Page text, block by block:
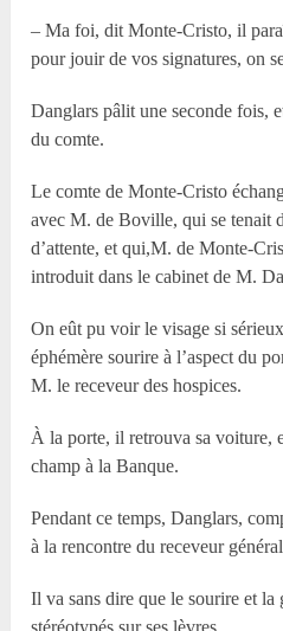
– Ma foi, dit Monte-Cristo, il
pour jouir de vos signatures, on
Danglars pâlit une seconde fois,
du comte.
Le comte de Monte-Cristo
avec M. de Boville, qui se tenait
d’attente, et qui,M. de Monte-
introduit dans le cabinet de M.
On eût pu voir le visage si
éphémère sourire à l’aspect du
M. le receveur des hospices.
À la porte, il retrouva sa voiture,
champ à la Banque.
Pendant ce temps, Danglars,
à la rencontre du receveur
Il va sans dire que le sourire et la